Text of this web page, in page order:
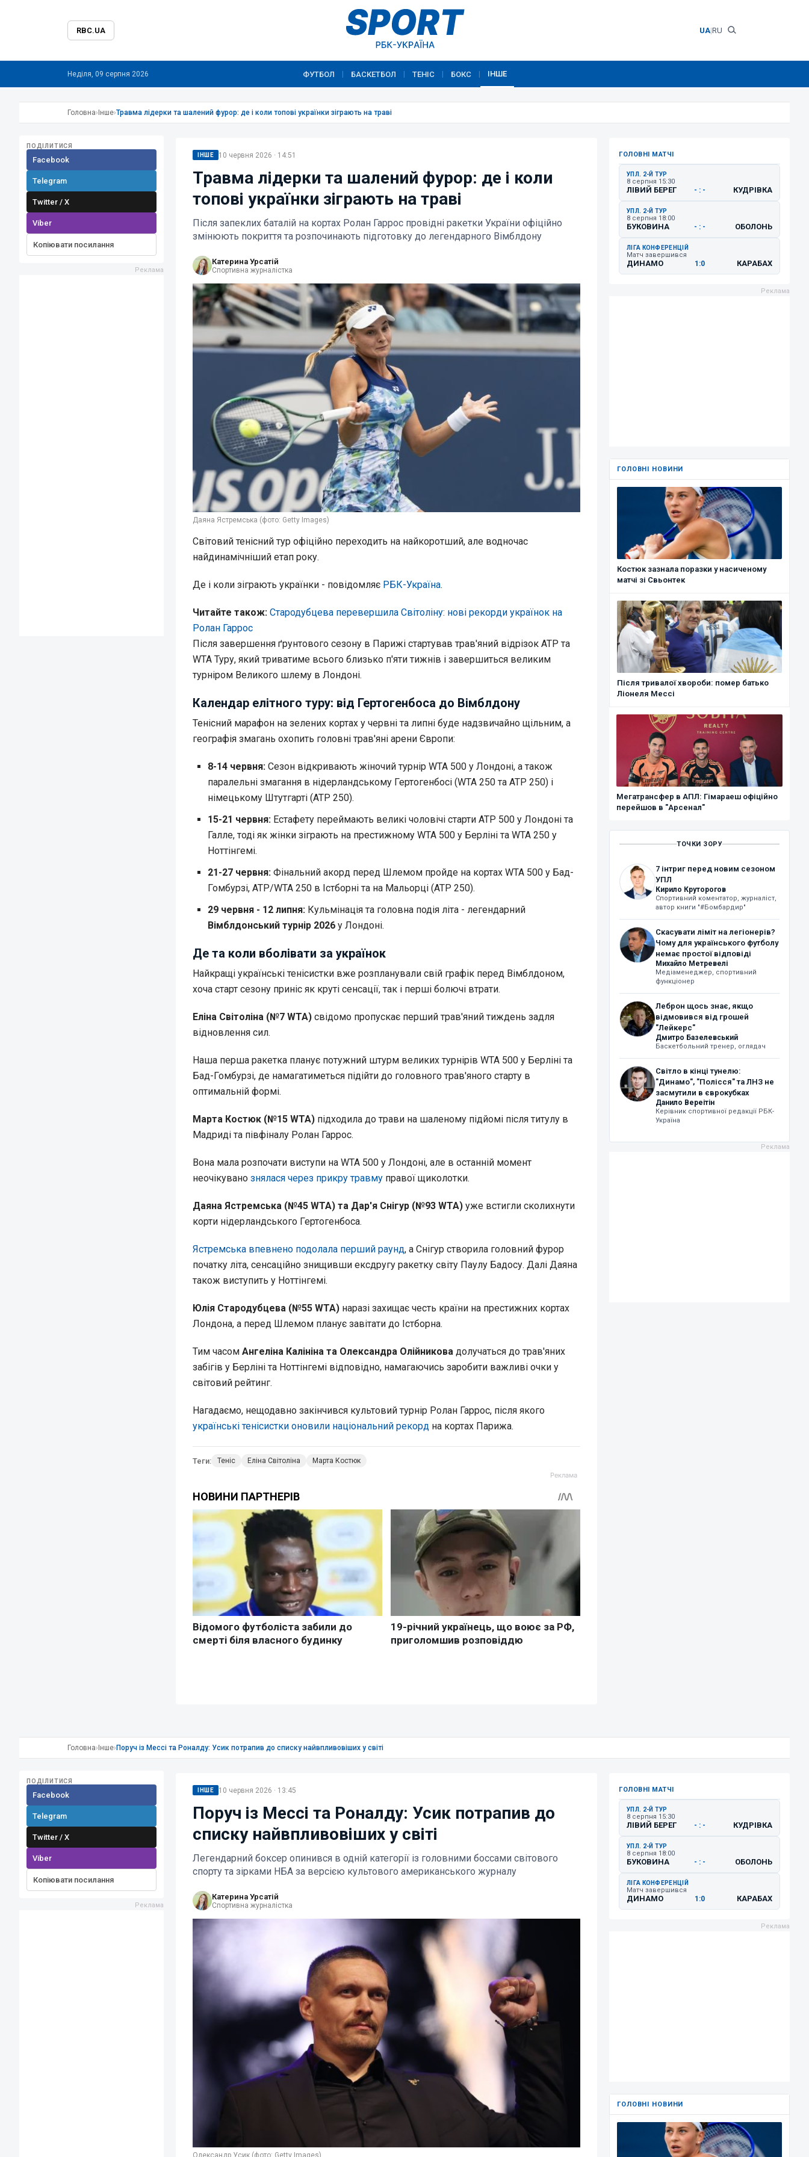
RBC.UA UA|RU
Неділя, 09 серпня 2026 ФУТБОЛ БАСКЕТБОЛ ТЕНІС БОКС ІНШЕ
Головна› Інше›Травма лідерки та шалений фурор: де і коли топові українки зіграють на траві
ПОДІЛИТИСЯ
Facebook
Telegram
Twitter / X
Viber
Копіювати посилання
ІНШЕ 10 червня 2026 · 14:51
Травма лідерки та шалений фурор: де і коли
топові українки зіграють на траві
Після запеклих баталій на кортах Ролан Гаррос провідні ракетки України офіційно
змінюють покриття та розпочинають підготовку до легендарного Вімблдону
Катерина Урсатій
Спортивна журналістка
Даяна Ястремська (фото: Getty Images)
Світовий тенісний тур офіційно переходить на найкоротший, але водночас
найдинамічніший етап року.
Де і коли зіграють українки - повідомляє РБК-Україна.
Читайте також: Стародубцева перевершила Світоліну: нові рекорди українок на
Ролан Гаррос
Після завершення ґрунтового сезону в Парижі стартував трав'яний відрізок ATP та
WTA Туру, який триватиме всього близько п'яти тижнів і завершиться великим
турніром Великого шлему в Лондоні.
Календар елітного туру: від Гертогенбоса до Вімблдону
Тенісний марафон на зелених кортах у червні та липні буде надзвичайно щільним, а
географія змагань охопить головні трав'яні арени Європи:
8-14 червня: Сезон відкривають жіночий турнір WTA 500 у Лондоні, а також
паралельні змагання в нідерландському Гертогенбосі (WTA 250 та ATP 250) і
німецькому Штутгарті (ATP 250).
15-21 червня: Естафету переймають великі чоловічі старти ATP 500 у Лондоні та
Галле, тоді як жінки зіграють на престижному WTA 500 у Берліні та WTA 250 у
Ноттінгемі.
21-27 червня: Фінальний акорд перед Шлемом пройде на кортах WTA 500 у Бад-
Гомбурзі, ATP/WTA 250 в Істборні та на Мальорці (ATP 250).
29 червня - 12 липня: Кульмінація та головна подія літа - легендарний
Вімблдонський турнір 2026 у Лондоні.
Де та коли вболівати за українок
Найкращі українські тенісистки вже розпланували свій графік перед Вімблдоном,
хоча старт сезону приніс як круті сенсації, так і перші болючі втрати.
Еліна Світоліна (№7 WTA) свідомо пропускає перший трав'яний тиждень задля
відновлення сил.
Наша перша ракетка планує потужний штурм великих турнірів WTA 500 у Берліні та
Бад-Гомбурзі, де намагатиметься підійти до головного трав'яного старту в
оптимальній формі.
Марта Костюк (№15 WTA) підходила до трави на шаленому підйомі після титулу в
Мадриді та півфіналу Ролан Гаррос.
Вона мала розпочати виступи на WTA 500 у Лондоні, але в останній момент
неочікувано знялася через прикру травму правої щиколотки.
Даяна Ястремська (№45 WTA) та Дар'я Снігур (№93 WTA) уже встигли сколихнути
корти нідерландського Гертогенбоса.
Ястремська впевнено подолала перший раунд, а Снігур створила головний фурор
початку літа, сенсаційно знищивши ексдругу ракетку світу Паулу Бадосу. Далі Даяна
також виступить у Ноттінгемі.
Юлія Стародубцева (№55 WTA) наразі захищає честь країни на престижних кортах
Лондона, а перед Шлемом планує завітати до Істборна.
Тим часом Ангеліна Калініна та Олександра Олійникова долучаться до трав'яних
забігів у Берліні та Ноттінгемі відповідно, намагаючись заробити важливі очки у
світовий рейтинг.
Нагадаємо, нещодавно закінчився культовий турнір Ролан Гаррос, після якого
українські тенісистки оновили національний рекорд на кортах Парижа.
Теги: Теніс Еліна Світоліна Марта Костюк
ГОЛОВНІ МАТЧІ
УПЛ. 2-Й ТУР
8 серпня 15:30
ЛІВИЙ БЕРЕГ - : - КУДРІВКА
УПЛ. 2-Й ТУР
8 серпня 18:00
БУКОВИНА - : - ОБОЛОНЬ
ЛІГА КОНФЕРЕНЦІЙ
Матч завершився
ДИНАМО 1:0 КАРАБАХ
ГОЛОВНІ НОВИНИ
Костюк зазнала поразки у насиченому
матчі зі Свьонтек
Після тривалої хвороби: помер батько
Ліонеля Мессі
Мегатрансфер в АПЛ: Гімараеш офіційно
перейшов в "Арсенал"
ТОЧКИ ЗОРУ
7 інтриг перед новим сезоном
УПЛ
Кирило Круторогов
Спортивний коментатор, журналіст,
автор книги "#Бомбардир"
Скасувати ліміт на легіонерів?
Чому для українського футболу
немає простої відповіді
Михайло Метревелі
Медіаменеджер, спортивний
функціонер
Леброн щось знає, якщо
відмовився від грошей
"Лейкерс"
Дмитро Базелевський
Баскетбольний тренер, оглядач
Світло в кінці тунелю:
"Динамо", "Полісся" та ЛНЗ не
засмутили в єврокубках
Данило Вереітін
Керівник спортивної редакції РБК-
Україна
Головна› Інше› Поруч із Мессі та Роналду: Усик потрапив до списку найвпливовіших у світі
ПОДІЛИТИСЯ
Facebook
Telegram
Twitter / X
Viber
Копіювати посилання
ІНШЕ 10 червня 2026 · 13:45
Поруч із Мессі та Роналду: Усик потрапив до
списку найвпливовіших у світі
Легендарний боксер опинився в одній категорії із головними боссами світового
спорту та зірками НБА за версією культового американського журналу
Катерина Урсатій
Спортивна журналістка
Олександр Усик (фото: Getty Images)
ГОЛОВНІ МАТЧІ
УПЛ. 2-Й ТУР
8 серпня 15:30
ЛІВИЙ БЕРЕГ - : - КУДРІВКА
УПЛ. 2-Й ТУР
8 серпня 18:00
БУКОВИНА - : - ОБОЛОНЬ
ЛІГА КОНФЕРЕНЦІЙ
Матч завершився
ДИНАМО 1:0 КАРАБАХ
ГОЛОВНІ НОВИНИ